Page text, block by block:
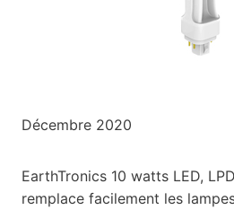
Décembre 2020
EarthTronics 10 watts LED,
remplace facilement les